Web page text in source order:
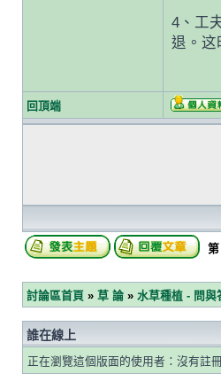
4、工
退。这
回頂端
第
討論區首頁 » 草 論 » 水草種植 - 問與
誰在線上
正在瀏覽這個版面的使用者：沒有註